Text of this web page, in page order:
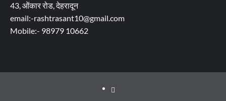
43, ओंकार रोड, देहरादून
email:-rashtrasant10@gmail.com
Mobile:- 98979 10662
About